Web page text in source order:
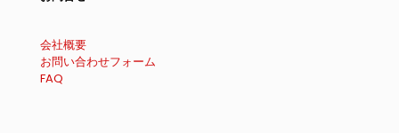
会社概要
お問い合わせフォーム
FAQ